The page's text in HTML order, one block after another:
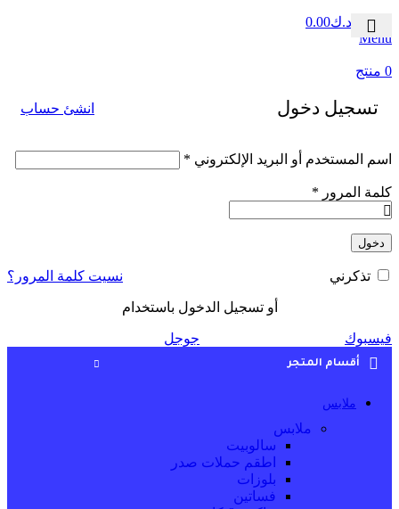
منتج د.ك0.00
Menu
0 منتج
تسجيل دخول انشئ حساب
اسم المستخدم أو البريد الإلكتروني *
كلمة المرور *
دخول
نسيت كلمة المرور؟ تذكرني
أو تسجيل الدخول باستخدام
فيسبوك جوجل
أقسام المتجر
ملابس
ملابس
سالوبيت
اطقم حملات صدر
بلوزات
فساتين